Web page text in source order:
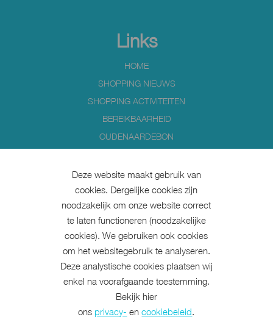
Links
HOME
SHOPPING NIEUWS
SHOPPING ACTIVITEITEN
BEREIKBAARHEID
OUDENAARDEBON
Volg ons op
info@beleefoudenaarde.be
KOOP EEN OUDENAARDEBON
Deze website maakt gebruik van
cookies. Dergelijke cookies zijn
noodzakelijk om onze website correct
te laten functioneren (noodzakelijke
cookies). We gebruiken ook cookies
om het websitegebruik te analyseren.
Deze analystische cookies plaatsen wij
enkel na voorafgaande toestemming.
Bekijk hier
onsprivacy- encookiebeleid.